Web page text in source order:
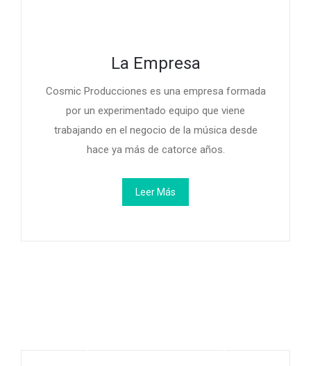
La Empresa
Cosmic Producciones es una empresa formada
por un experimentado equipo que viene
trabajando en el negocio de la música desde
hace ya más de catorce años.
Leer Más